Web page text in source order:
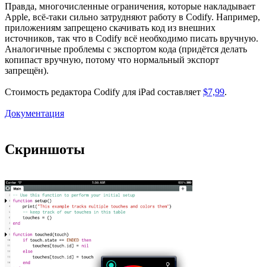
Правда, многочисленные ограничения, которые накладывает
Apple, всё-таки сильно затрудняют работу в Codify. Например,
приложениям запрещено скачивать код из внешних
источников, так что в Codify всё необходимо писать вручную.
Аналогичные проблемы с экспортом кода (придётся делать
копипаст вручную, потому что нормальный экспорт
запрещён).
Стоимость редактора Codify для iPad составляет $7,99.
Документация
Скриншоты